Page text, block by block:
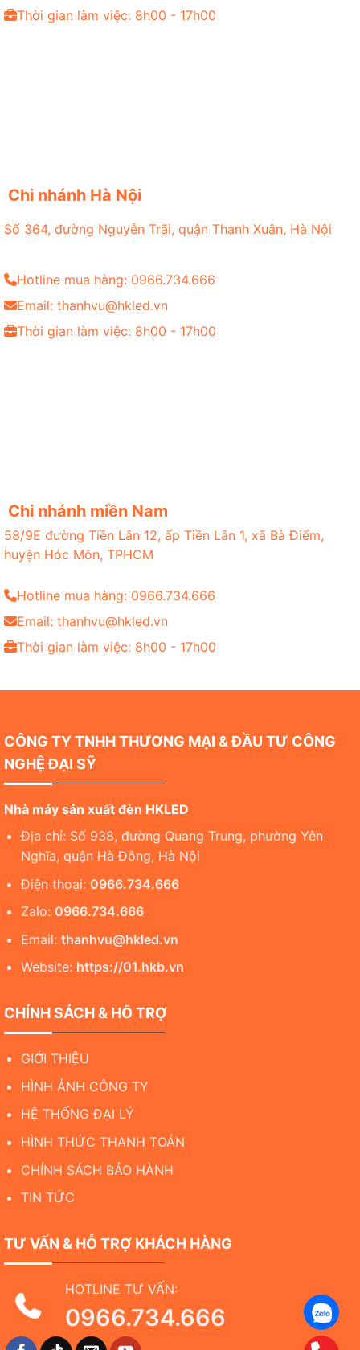
Thời gian làm việc: 8h00 - 17h00
Chi nhánh Hà Nội
Số 364, đường Nguyễn Trãi, quận Thanh Xuân, Hà Nội
Hotline mua hàng: 0966.734.666
Email: thanhvu@hkled.vn
Thời gian làm việc: 8h00 - 17h00
Chi nhánh miền Nam
58/9E đường Tiền Lân 12, ấp Tiền Lân 1, xã Bà Điểm,
huyện Hóc Môn, TPHCM
Hotline mua hàng: 0966.734.666
Email: thanhvu@hkled.vn
Thời gian làm việc: 8h00 - 17h00
CÔNG TY TNHH THƯƠNG MẠI & ĐẦU TƯ CÔNG
NGHỆ ĐẠI SỸ
Nhà máy sản xuất đèn HKLED
Địa chỉ: Số 938, đường Quang Trung, phường Yên
Nghĩa, quận Hà Đông, Hà Nội
Điện thoại: 0966.734.666
Zalo: 0966.734.666
Email: thanhvu@hkled.vn
Website: https://01.hkb.vn
CHÍNH SÁCH & HỖ TRỢ
GIỚI THIỆU
HÌNH ẢNH CÔNG TY
HỆ THỐNG ĐẠI LÝ
HÌNH THỨC THANH TOÁN
CHÍNH SÁCH BẢO HÀNH
TIN TỨC
TƯ VẤN & HỖ TRỢ KHÁCH HÀNG
HOTLINE TƯ VẤN:
0966.734.666